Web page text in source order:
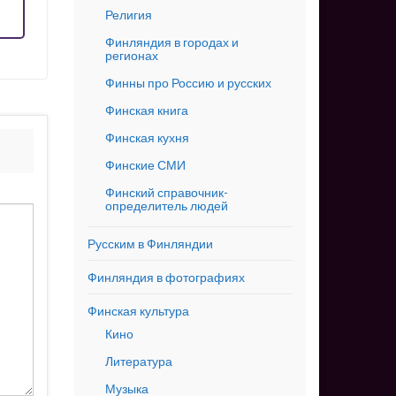
Религия
Финляндия в городах и
регионах
Финны про Россию и русских
Финская книга
Финская кухня
Финские СМИ
Финский справочник-
определитель людей
Русским в Финляндии
Финляндия в фотографиях
Финская культура
Кино
Литература
Музыка